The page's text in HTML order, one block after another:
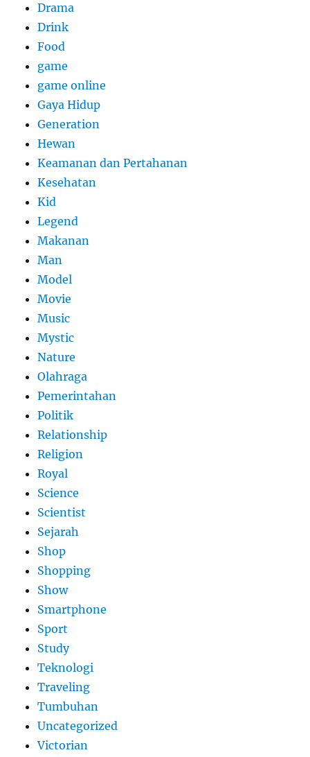
Drama
Drink
Food
game
game online
Gaya Hidup
Generation
Hewan
Keamanan dan Pertahanan
Kesehatan
Kid
Legend
Makanan
Man
Model
Movie
Music
Mystic
Nature
Olahraga
Pemerintahan
Politik
Relationship
Religion
Royal
Science
Scientist
Sejarah
Shop
Shopping
Show
Smartphone
Sport
Study
Teknologi
Traveling
Tumbuhan
Uncategorized
Victorian